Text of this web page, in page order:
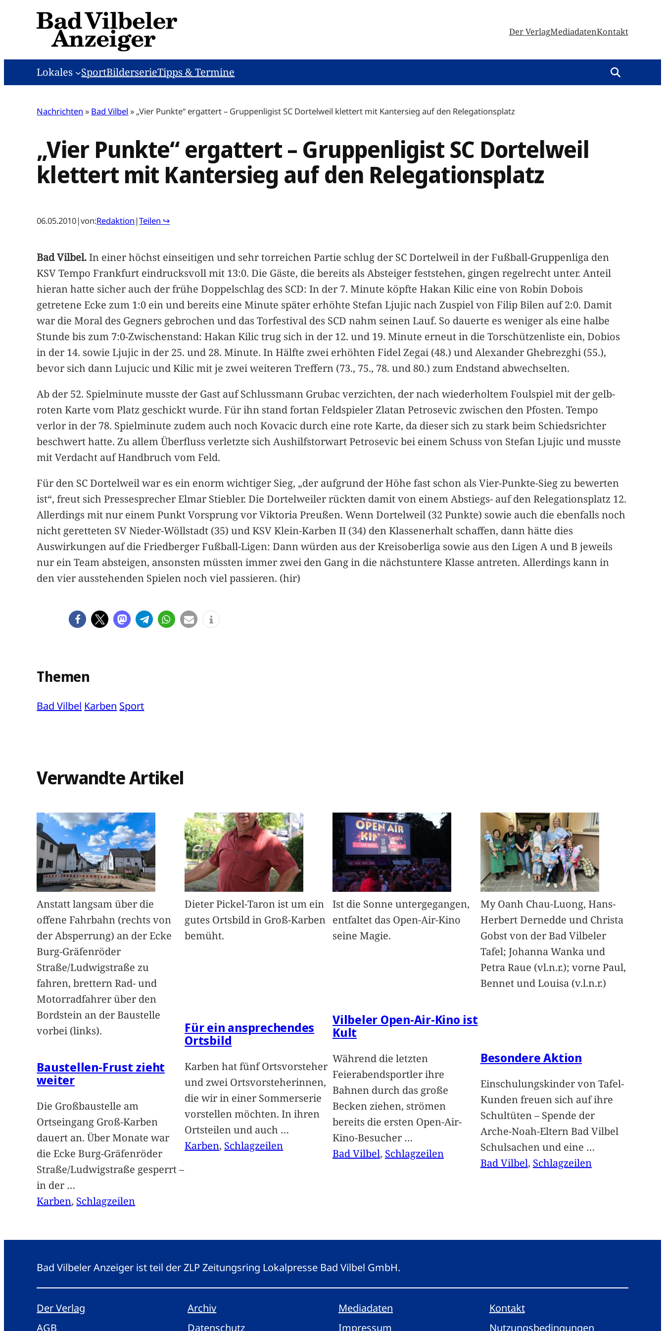
Der VerlagMediadatenKontakt
Lokales SportBilderserieTipps & Termine
Nachrichten » Bad Vilbel » „Vier Punkte“ ergattert – Gruppenligist SC Dortelweil klettert mit Kantersieg auf den Relegationsplatz
„Vier Punkte“ ergattert – Gruppenligist SC Dortelweil
klettert mit Kantersieg auf den Relegationsplatz
06.05.2010|von:Redaktion |Teilen ↪
Bad Vilbel.In einer höchst einseitigen und sehr torreichen Partie schlug der SC Dortelweil in der Fußball-Gruppenliga den
KSV Tempo Frankfurt eindrucksvoll mit 13:0. Die Gäste, die bereits als Absteiger feststehen, gingen regelrecht unter. Anteil
hieran hatte sicher auch der frühe Doppelschlag des SCD: In der 7. Minute köpfte Hakan Kilic eine von Robin Dobois
getretene Ecke zum 1:0 ein und bereits eine Minute später erhöhte Stefan Ljujic nach Zuspiel von Filip Bilen auf 2:0. Damit
war die Moral des Gegners gebrochen und das Torfestival des SCD nahm seinen Lauf. So dauerte es weniger als eine halbe
Stunde bis zum 7:0-Zwischenstand: Hakan Kilic trug sich in der 12. und 19. Minute erneut in die Torschützenliste ein, Dobios
in der 14. sowie Ljujic in der 25. und 28. Minute. In Hälfte zwei erhöhten Fidel Zegai (48.) und Alexander Ghebrezghi (55.),
bevor sich dann Lujucic und Kilic mit je zwei weiteren Treffern (73., 75., 78. und 80.) zum Endstand abwechselten.
Ab der 52. Spielminute musste der Gast auf Schlussmann Grubac verzichten, der nach wiederholtem Foulspiel mit der gelb-
roten Karte vom Platz geschickt wurde. Für ihn stand fortan Feldspieler Zlatan Petrosevic zwischen den Pfosten. Tempo
verlor in der 78. Spielminute zudem auch noch Kovacic durch eine rote Karte, da dieser sich zu stark beim Schiedsrichter
beschwert hatte. Zu allem Überfluss verletzte sich Aushilfstorwart Petrosevic bei einem Schuss von Stefan Ljujic und musste
mit Verdacht auf Handbruch vom Feld.
Für den SC Dortelweil war es ein enorm wichtiger Sieg, „der aufgrund der Höhe fast schon als Vier-Punkte-Sieg zu bewerten
ist“, freut sich Pressesprecher Elmar Stiebler. Die Dortelweiler rückten damit von einem Abstiegs- auf den Relegationsplatz 12.
Allerdings mit nur einem Punkt Vorsprung vor Viktoria Preußen. Wenn Dortelweil (32 Punkte) sowie auch die ebenfalls noch
nicht geretteten SV Nieder-Wöllstadt (35) und KSV Klein-Karben II (34) den Klassenerhalt schaffen, dann hätte dies
Auswirkungen auf die Friedberger Fußball-Ligen: Dann würden aus der Kreisoberliga sowie aus den Ligen A und B jeweils
nur ein Team absteigen, ansonsten müssten immer zwei den Gang in die nächstuntere Klasse antreten. Allerdings kann in
den vier ausstehenden Spielen noch viel passieren. (hir)
Themen
Bad Vilbel Karben Sport
Verwandte Artikel
Anstatt langsam über die
offene Fahrbahn (rechts von
der Absperrung) an der Ecke
Burg-Gräfenröder
Straße/Ludwigstraße zu
fahren, brettern Rad- und
Motorradfahrer über den
Bordstein an der Baustelle
vorbei (links).
Baustellen-Frust zieht
weiter
Die Großbaustelle am
Ortseingang Groß-Karben
dauert an. Über Monate war
die Ecke Burg-Gräfenröder
Straße/Ludwigstraße gesperrt –
in der …
Karben, Schlagzeilen
Dieter Pickel-Taron ist um ein
gutes Ortsbild in Groß-Karben
bemüht.
Für ein ansprechendes
Ortsbild
Karben hat fünf Ortsvorsteher
und zwei Ortsvorsteherinnen,
die wir in einer Sommerserie
vorstellen möchten. In ihren
Ortsteilen und auch …
Karben, Schlagzeilen
Ist die Sonne untergegangen,
entfaltet das Open-Air-Kino
seine Magie.
Vilbeler Open-Air-Kino ist
Kult
Während die letzten
Feierabendsportler ihre
Bahnen durch das große
Becken ziehen, strömen
bereits die ersten Open-Air-
Kino-Besucher …
Bad Vilbel, Schlagzeilen
My Oanh Chau-Luong, Hans-
Herbert Dernedde und Christa
Gobst von der Bad Vilbeler
Tafel; Johanna Wanka und
Petra Raue (vl.n.r.); vorne Paul,
Bennet und Louisa (v.l.n.r.)
Besondere Aktion
Einschulungskinder von Tafel-
Kunden freuen sich auf ihre
Schultüten – Spende der
Arche-Noah-Eltern Bad Vilbel
Schulsachen und eine …
Bad Vilbel, Schlagzeilen
Bad Vilbeler Anzeiger ist teil der ZLP Zeitungsring Lokalpresse Bad Vilbel GmbH.
Der Verlag Archiv Mediadaten
Kontakt
AGB
Datenschutz Impressum Nutzungsbedingungen